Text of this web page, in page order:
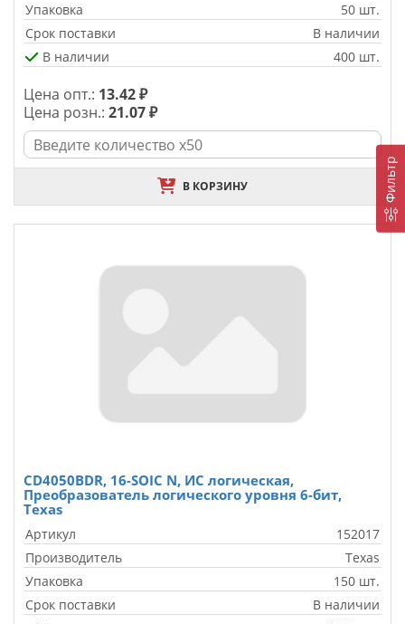
Фильтр
Упаковка
50 шт.
Срок поставки
В наличии
В наличии
400 шт.
Цена опт.: 13.42 ₽
Цена розн.: 21.07 ₽
В КОРЗИНУ
CD4050BDR, 16-SOIC N, ИС логическая,
Преобразователь логического уровня 6-бит,
Texas
Артикул
152017
Производитель
Texas
Упаковка
150 шт.
Срок поставки
В наличии